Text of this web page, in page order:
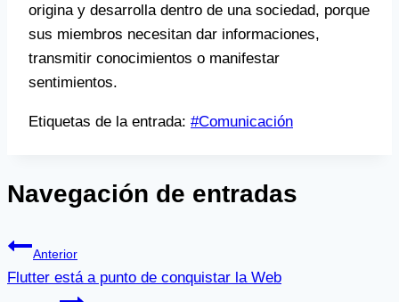
origina y desarrolla dentro de una sociedad, porque
sus miembros necesitan dar informaciones,
transmitir conocimientos o manifestar
sentimientos.
Etiquetas de la entrada: #Comunicación
Navegación de entradas
Anterior
Flutter está a punto de conquistar la Web